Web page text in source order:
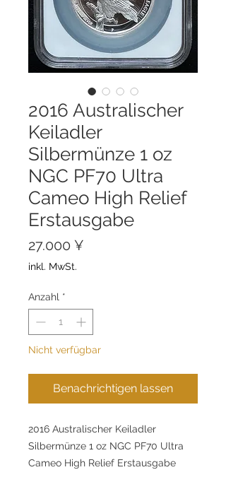
2016 Australischer
Keiladler
Silbermünze 1 oz
NGC PF70 Ultra
Cameo High Relief
Erstausgabe
27.000 ¥
inkl. MwSt.
Anzahl *
Nicht verfügbar
Benachrichtigen lassen
2016 Australischer Keiladler
Silbermünze 1 oz NGC PF70 Ultra
Cameo High Relief Erstausgabe